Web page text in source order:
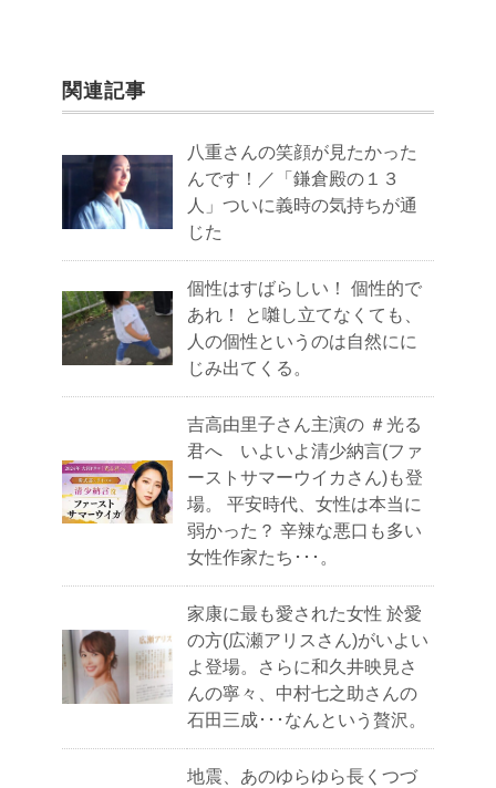
関連記事
八重さんの笑顔が見たかった
んです！／「鎌倉殿の１３
人」ついに義時の気持ちが通
じた
個性はすばらしい！ 個性的で
あれ！ と囃し立てなくても、
人の個性というのは自然にに
じみ出てくる。
吉高由里子さん主演の ＃光る
君へ いよいよ清少納言(ファ
ーストサマーウイカさん)も登
場。 平安時代、女性は本当に
弱かった？ 辛辣な悪口も多い
女性作家たち･･･。
家康に最も愛された女性 於愛
の方(広瀬アリスさん)がいよい
よ登場。さらに和久井映見さ
んの寧々、中村七之助さんの
石田三成･･･なんという贅沢。
地震、あのゆらゆら長くつづ